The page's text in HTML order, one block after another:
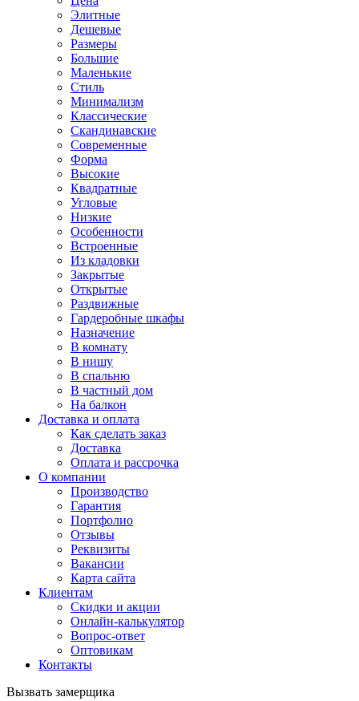
Элитные
Дешевые
Размеры
Большие
Маленькие
Стиль
Минимализм
Классические
Скандинавские
Современные
Форма
Высокие
Квадратные
Угловые
Низкие
Особенности
Встроенные
Из кладовки
Закрытые
Открытые
Раздвижные
Гардеробные шкафы
Назначение
В комнату
В нишу
В спальню
В частный дом
На балкон
Доставка и оплата
Как сделать заказ
Доставка
Оплата и рассрочка
О компании
Производство
Гарантия
Портфолио
Отзывы
Реквизиты
Вакансии
Карта сайта
Клиентам
Скидки и акции
Онлайн-калькулятор
Вопрос-ответ
Оптовикам
Контакты
Вызвать замерщика